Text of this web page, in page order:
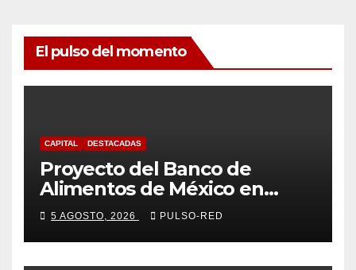
El pulso del momento
CAPITAL DESTACADAS
Proyecto del Banco de
Alimentos de México en
Tlaxcala avanza con trabajo
coordinado
5 AGOSTO, 2026 PULSO-RED